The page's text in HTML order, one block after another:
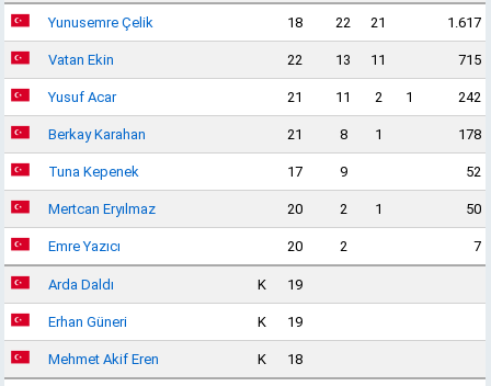
Yunusemre Çelik 18 22 21 1.617
Vatan Ekin 22 13 11 715
Yusuf Acar 21 11 2 1 242
Berkay Karahan 21 8 1 178
Tuna Kepenek 17 9 52
Mertcan Eryılmaz 20 2 1 50
Emre Yazıcı 20 2 7
Arda Daldı K 19
Erhan Güneri K 19
Mehmet Akif Eren K 18